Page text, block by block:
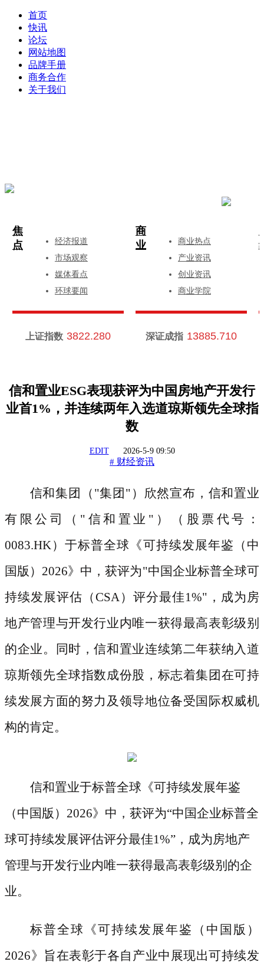
首页
快讯
论坛
网站地图
品牌手册
商务合作
关于我们
焦
点
经济报道
市场观察
媒体看点
环球要闻
商
业
商业热点
产业资讯
创业资讯
商业学院
上证指数 3822.280 深证成指 13885.710
信和置业ESG表现获评为中国房地产开发行
业首1%，并连续两年入选道琼斯领先全球指
数
EDIT 2026-5-9 09:50
# 财经资讯
信和集团（ "集团"）欣然宣布，信和置业
有限公司（"信和置业"）（股票代号：
0083.HK）于标普全球《可持续发展年鉴（中
国版）2026》中，获评为"中国企业标普全球可
持续发展评估（CSA）评分最佳1%"，成为房
地产管理与开发行业内唯一获得最高表彰级别
的企业。同时，信和置业连续第二年获纳入道
琼斯领先全球指数成份股，标志着集团在可持
续发展方面的努力及领导地位备受国际权威机
构的肯定。
信和置业于标普全球《可持续发展年鉴
（中国版） 2026》中，获评为“中国企业标普全
球可持续发展评估评分最佳1%”，成为房地产
管理与开发行业内唯一获得最高表彰级别的企
业。
标普全球《可持续发展年鉴（中国版）
2026》旨在表彰于各自产业中展现出可持续发